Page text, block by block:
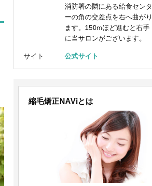
消防署の隣にある給食センタ
ーの角の交差点を右へ曲がり
ます。150mほど進むと右手
に当サロンがございます。
サイト 公式サイト
縮毛矯正NAViとは